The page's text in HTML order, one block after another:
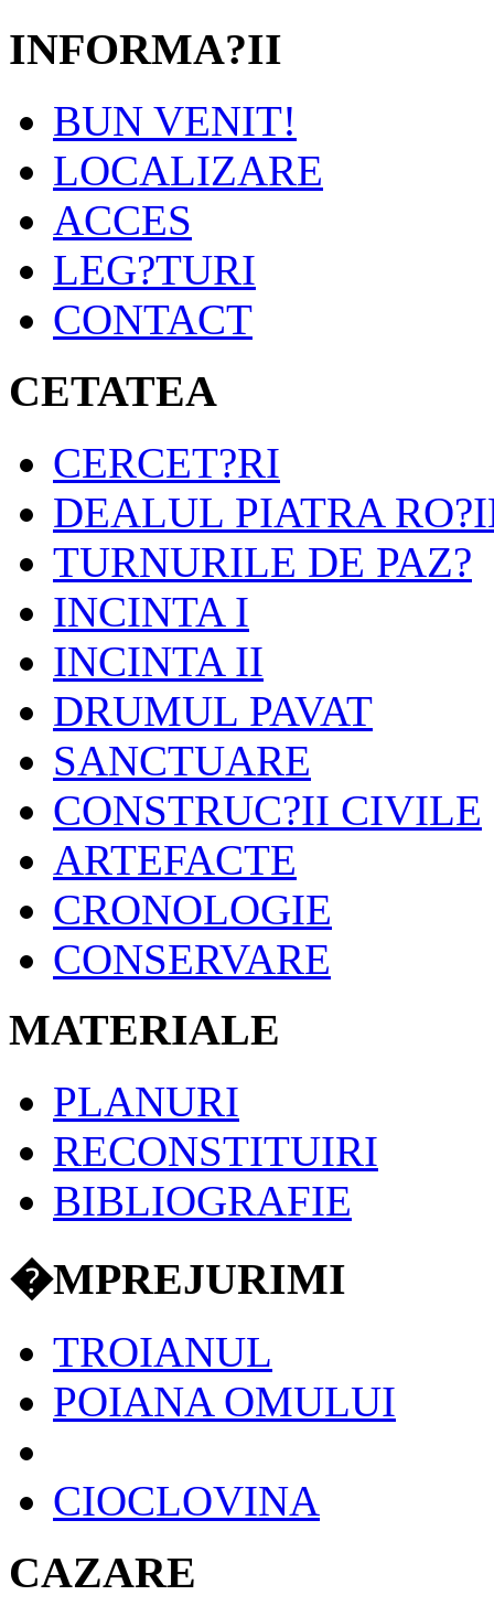
INFORMA?II
BUN VENIT!
LOCALIZARE
ACCES
LEG?TURI
CONTACT
CETATEA
CERCET?RI
DEALUL PIATRA
TURNURILE DE PAZ?
INCINTA I
INCINTA II
DRUMUL PAVAT
SANCTUARE
CONSTRUC?II CIVILE
ARTEFACTE
CRONOLOGIE
CONSERVARE
MATERIALE
PLANURI
RECONSTITUIRI
BIBLIOGRAFIE
�MPREJURIMI
TROIANUL
POIANA OMULUI
CIOCLOVINA
CAZARE